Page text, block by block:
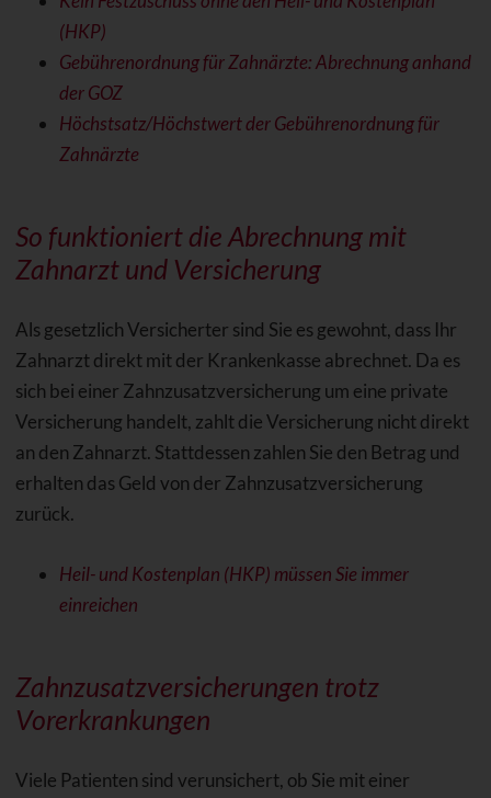
(HKP)
Gebührenordnung für Zahnärzte: Abrechnung anhand
der GOZ
Höchstsatz/Höchstwert der Gebührenordnung für
Zahnärzte
So funktioniert die Abrechnung mit
Zahnarzt und Versicherung
Als gesetzlich Versicherter sind Sie es gewohnt, dass Ihr
Zahnarzt direkt mit der Krankenkasse abrechnet. Da es
sich bei einer Zahnzusatzversicherung um eine private
Versicherung handelt, zahlt die Versicherung nicht direkt
an den Zahnarzt. Stattdessen zahlen Sie den Betrag und
erhalten das Geld von der Zahnzusatzversicherung
zurück.
Heil- und Kostenplan (HKP) müssen Sie immer
einreichen
Zahnzusatzversicherungen trotz
Vorerkrankungen
Viele Patienten sind verunsichert, ob Sie mit einer